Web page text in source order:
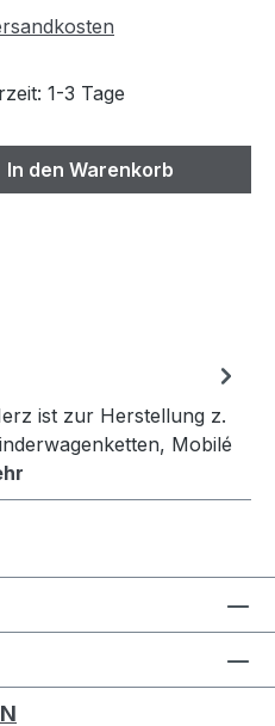
1-3 Tage
den
In den Warenkorb
ist zur Herstellung z.
Mobilé